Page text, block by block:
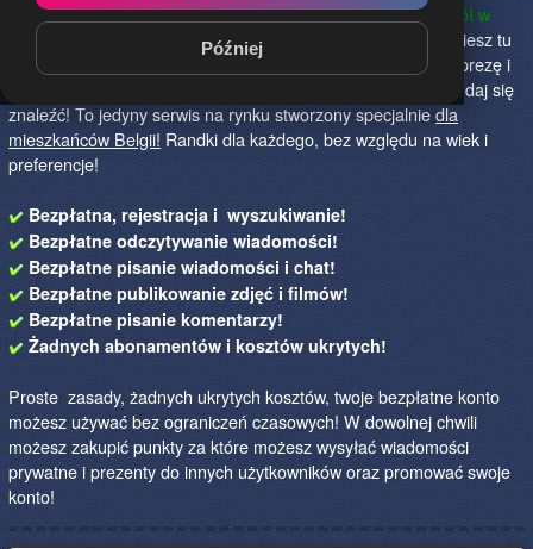
Później
randka.be to najlepszy sposób na poznanie nowych przyjaciół w
Belgii!
Określ czego szukasz i skończ z samotnością! Znajdziesz tu
osoby szukające miłości lub przygody, chętne na randkę, imprezę i
spotkanie na żywo! Dołącz do nas, powiedz czego szukasz i daj się
znaleźć! To jedyny serwis na rynku stworzony specjalniedla
mieszkańców Belgii! Randki dla każdego, bez względu na wiek i
preferencje!
Bezpłatna, rejestracja i wyszukiwanie!
Bezpłatne odczytywanie wiadomości!
Bezpłatne pisanie wiadomości i chat!
Bezpłatne publikowanie zdjęć i filmów!
Bezpłatne pisanie komentarzy!
Żadnych abonamentów i kosztów ukrytych!
Proste zasady, żadnych ukrytych kosztów, twoje bezpłatne konto
możesz używać bez ograniczeń czasowych! W dowolnej chwili
możesz zakupić punkty za które możesz wysyłać wiadomości
prywatne i prezenty do innych użytkowników oraz promować swoje
konto!